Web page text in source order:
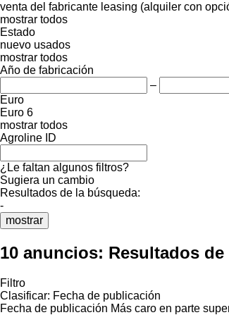
venta del fabricante leasing (alquiler con
mostrar todos
Estado
nuevo usados
mostrar todos
Año de fabricación
–
Euro
Euro 6
mostrar todos
Agroline ID
¿Le faltan algunos filtros?
Sugiera un cambio
Resultados de la búsqueda:
-
mostrar
10 anuncios: Resultados
Filtro
Clasificar: Fecha de publicación
Fecha de publicación Más caro en parte